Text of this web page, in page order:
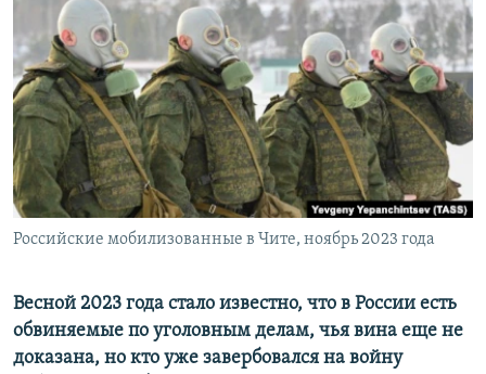
СИБИРЬ.РЕАЛИИ
РАСПИСАНИЕ ВЕЩАНИЯ
ПОДПИШИТЕСЬ НА РАССЫЛКУ
СОЦИАЛЬНЫЕ СЕТИ
Все сайты РСЕ/РС
Российские мобилизованные в Чите, ноябрь 2023 года
Весной 2023 года стало известно, что в России есть
обвиняемые по уголовным делам, чья вина еще не
доказана, но кто уже завербовался на войну